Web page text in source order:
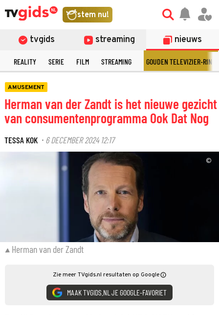
stem nu!
tvgids streaming nieuws
REALITY SERIE FILM STREAMING GOUDEN TELEVIZIER-RING
AMUSEMENT
Herman van der Zandt is het nieuwe gezicht
van consumentenprogramma Ook Dat Nog
TESSA KOK · 6 DECEMBER 2024 12:17
©
Herman van der Zandt
Zie meer TVgids.nl resultaten op Google
MAAK TVGIDS.NL JE GOOGLE-FAVORIET